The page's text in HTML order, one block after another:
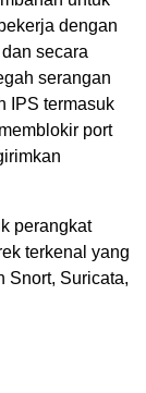
dengan
secara
serangan
IPS termasuk
port
perangkat
terkenal yang
Snort, Suricata,